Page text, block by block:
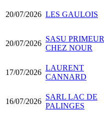
20/07/2026 LES GAULOIS
20/07/2026
SASU PRIMEUR
CHEZ NOUR
17/07/2026
LAURENT
CANNARD
16/07/2026
SARL LAC DE
PALINGES